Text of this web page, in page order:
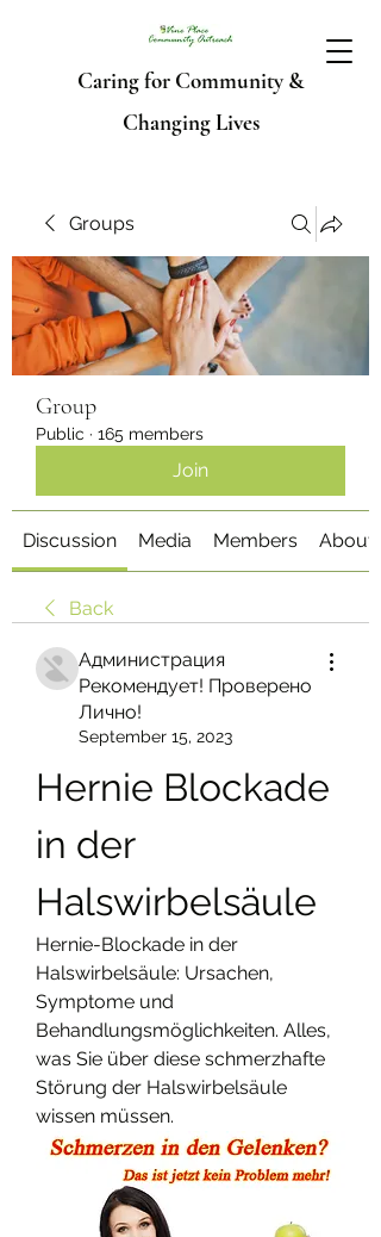
Caring for Community &
Changing Lives
Groups
Group
Public · 165 members
Join
Discussion Media Members About
Back
Администрация
Рекомендует! Проверено
Лично!
September 15, 2023
Hernie Blockade
in der
Halswirbelsäule
Hernie-Blockade in der
Halswirbelsäule: Ursachen,
Symptome und
Behandlungsmöglichkeiten. Alles,
was Sie über diese schmerzhafte
Störung der Halswirbelsäule
wissen müssen.